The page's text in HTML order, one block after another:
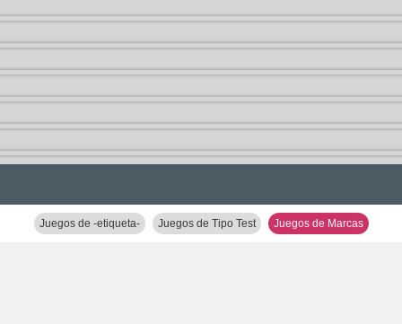
Juegos de -etiqueta- Juegos de Tipo Test Juegos de Marcas